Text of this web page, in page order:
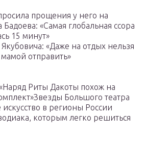
прощения у него на
«Самая глобальная ссора
15 минут»
«Даже на отдых нельзя
отправить»
Риты Дакоты похож на
Большого театра
искусство в регионы России
которым легко решиться